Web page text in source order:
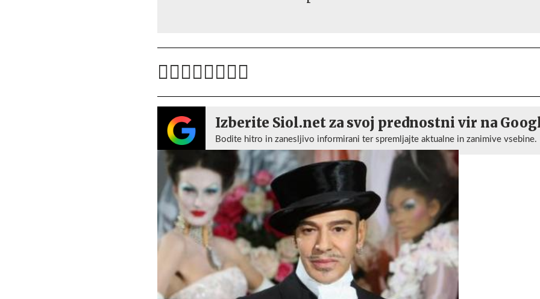
Izberite Siol.net za svoj prednostni vir na
Bodite hitro in zanesljivo informirani ter spremljajte aktualne in zanimive vsebine.